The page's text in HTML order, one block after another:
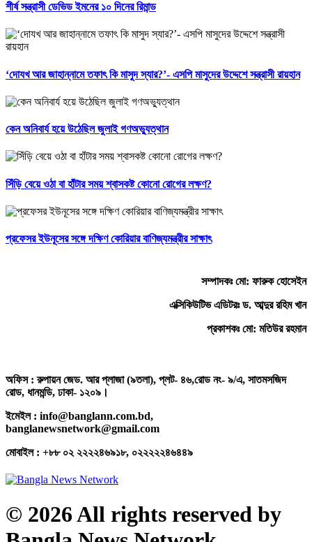
শীর্ষ সন্ত্রাসী ডেভিড ইমনের ১০ দিনের রিমান্ড
‘দোযখ আর জাহান্নামে তফাৎ কি মাসুদ স্যার?’- এসপি মাসুদের উদ্দেশে সন্ত্রাসী রায়হান
কেন অনিবার্য হয়ে উঠেছিল জুলাই গণঅভ্যুত্থান
সিঁড়ি বেয়ে ওঠা বা হাঁটার সময় শ্বাসকষ্ট কোনো রোগের লক্ষণ?
প্রফেসর ইউনূসের সঙ্গে দক্ষিণ কোরিয়ার বাণিজ্যমন্ত্রীর সাক্ষাৎ
সম্পাদকঃ মো: ফারুক হোসেইন
এক্সিকিউটিভ এডিটরঃ ড. আব্দুর রহিম খান
প্রকাশকঃ মো: মতিউর রহমান
অফিস : রুপায়ন জেড. আর প্লাজা (৯তলা), প্লট- ৪৬,রোড নং- ৯/এ, সাতমসজিদ
রোড, ধানমন্ডি, ঢাকা- ১২০৯।
ইমেইল : info@banglann.com.bd,
banglanewsnetwork@gmail.com
মোবাইল : +৮৮ ০২ ২২২২৪৬৯১৮, ০২২২২২৪৬৪৪৯
© 2026 All rights reserved by